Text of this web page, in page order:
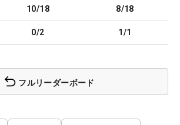
10/18 8/18
0/2 1/1
フルリーダーボード